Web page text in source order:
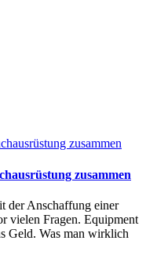
zusammen
der Anschaffung einer
vielen Fragen. Equipment
Geld. Was man wirklich